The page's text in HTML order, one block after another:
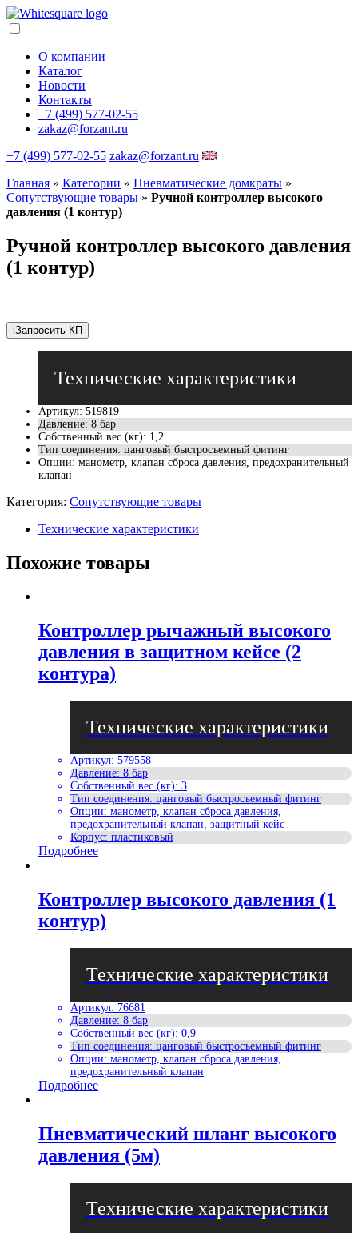
О компании
Каталог
Новости
Контакты
+7 (499) 577-02-55
zakaz@forzant.ru
+7 (499) 577-02-55 zakaz@forzant.ru
Главная » Категории » Пневматические домкраты »
Сопутствующие товары » Ручной контроллер высокого
давления (1 контур)
Ручной контроллер высокого давления
(1 контур)
iЗапросить КП
Артикул: 519819
Давление: 8 бар
Собственный вес (кг): 1,2
Тип соединения: цанговый быстросъемный фитинг
Опции: манометр, клапан сброса давления, предохранительный
клапан
Категория: Сопутствующие товары
Технические характеристики
Похожие товары
Контроллер рычажный высокого
давления в защитном кейсе (2
контура)
Артикул: 579558
Давление: 8 бар
Собственный вес (кг): 3
Тип соединения: цанговый быстросъемный фитинг
Опции: манометр, клапан сброса давления,
предохранительный клапан, защитный кейс
Корпус: пластиковый
Подробнее
Контроллер высокого давления (1
контур)
Артикул: 76681
Давление: 8 бар
Собственный вес (кг): 0,9
Тип соединения: цанговый быстросъемный фитинг
Опции: манометр, клапан сброса давления,
предохранительный клапан
Подробнее
Пневматический шланг высокого
давления (5м)